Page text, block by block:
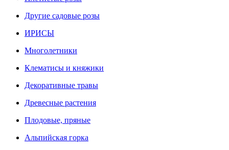
Другие садовые розы
ИРИСЫ
Многолетники
Клематисы и княжики
Декоративные травы
Древесные растения
Плодовые, пряные
Альпийская горка